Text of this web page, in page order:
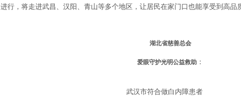
进行，将走进武昌、汉阳、青山等多个地区，让居民在家门口也能享受到高品
湖北省慈善总会
爱眼守护光明公益救助 ：
武汉市符合做白内障患者